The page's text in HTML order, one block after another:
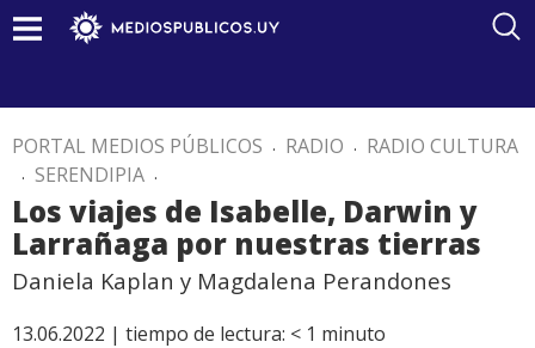
PORTAL MEDIOS PÚBLICOS . RADIO . RADIO CULTURA
. SERENDIPIA .
Los viajes de Isabelle, Darwin y
Larrañaga por nuestras tierras
Daniela Kaplan y Magdalena Perandones
13.06.2022 | tiempo de lectura: < 1 minuto